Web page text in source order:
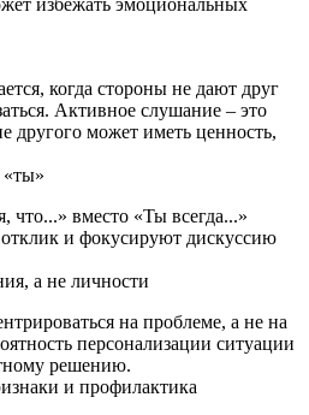
когда стороны не дают друг
Активное слушание – это
другого может иметь ценность,
«ты»
вместо «Ты всегда...»
и фокусируют дискуссию
а не личности
на проблеме, а не на
персонализации ситуации
решению.
и профилактика